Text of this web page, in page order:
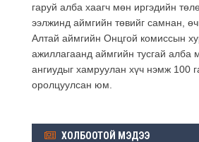
гаруй алба хаагч мөн иргэдийн
ээлжинд аймгийн төвийг самнан,
Алтай аймгийн Онцгой комиссын
ажиллагаанд аймгийн тусгай алба
ангиудыг хамруулан хүч нэмж 100
оролцуулсан юм.
ХОЛБООТОЙ МЭДЭЭ